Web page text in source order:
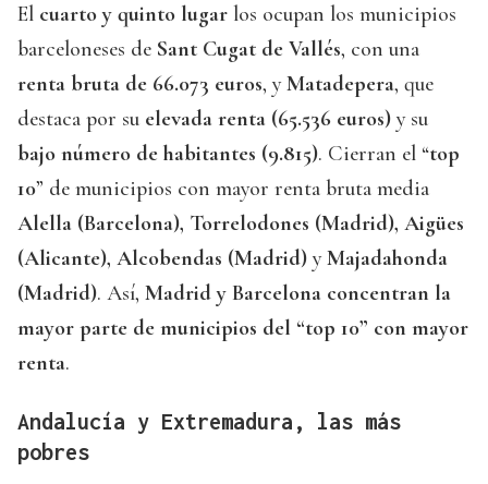
El cuarto y quinto lugar los ocupan los municipios
barceloneses de Sant Cugat de Vallés, con una
renta bruta de 66.073 euros, yMatadepera, que
destaca por su elevada renta (65.536 euros) y su
bajo número de habitantes (9.815). Cierran el “top
10” de municipios con mayor renta bruta media
Alella (Barcelona), Torrelodones (Madrid), Aigües
(Alicante), Alcobendas (Madrid) yMajadahonda
(Madrid). Así, Madrid y Barcelona concentran la
mayor parte de municipios del “top 10” con mayor
renta.
Andalucía y Extremadura, las más
pobres